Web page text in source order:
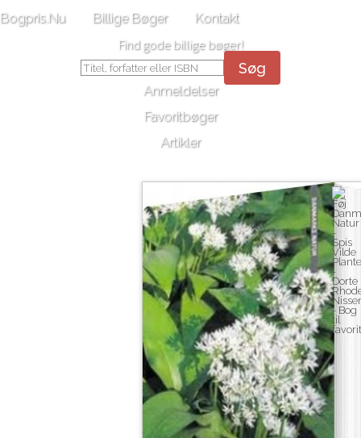
Bogpris.Nu Billige Bøger Kontakt
Find gode billige bøger!
Søg
Anmeldelser
Favoritbøger
Artikler